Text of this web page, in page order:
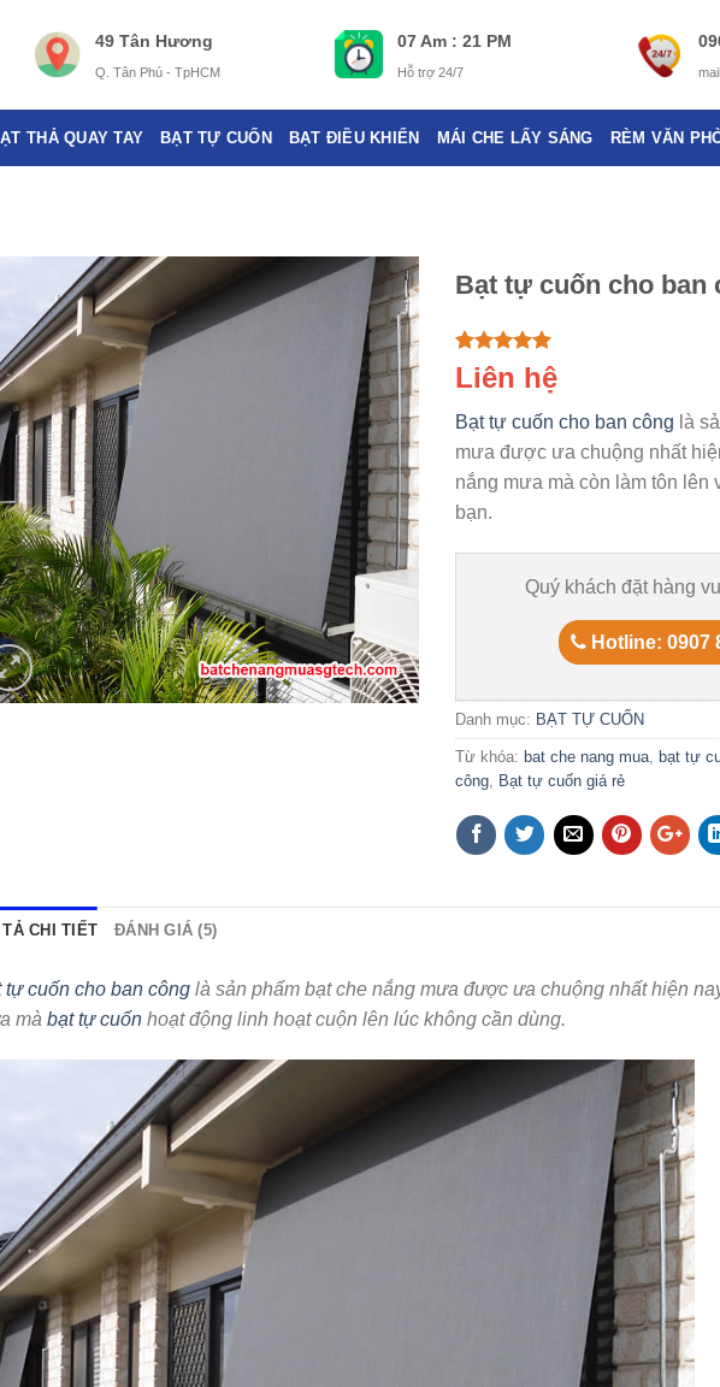
49 Tân Hương
Q. Tân Phú - TpHCM
07 Am : 21 PM
Hỗ trợ 24/7
THẢ QUAY TAY BẠT TỰ CUỐN BẠT ĐIỀU KHIỂN MÁI CHE LẤY SÁNG RÈM VĂN
Bạt tự cuốn cho ban
Rated5.00
out of 5
5
customer
ratings
Liên hệ
Bạt tự cuốn cho ban công là
mưa được ưa chuộng nhất
nắng mưa mà còn làm tôn lên
bạn.
Quý khách đặt hàng
Hotline: 0907
Danh mục: BẠT TỰ CUỐN
Từ khóa: bat che nang mua, bạt tự
công, Bạt tự cuốn giá rẻ
CHI TIẾT ĐÁNH GIÁ (5)
tự cuốn cho ban cônglà sản phẩm bạt che nắng mưa được ưa chuộng nhất hiện
mà bạt tự cuốnhoạt động linh hoạt cuộn lên lúc không cần dùng.